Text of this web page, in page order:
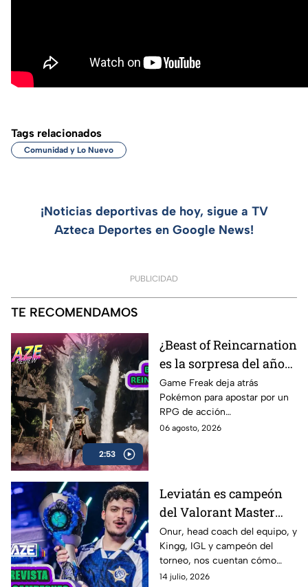
Tags relacionados
Comunidad y Lo Nuevo
¡Noticias deportivas de hoy, sigue a TV
Azteca Deportes en Google News!
PUBLICIDAD
TE RECOMENDAMOS
2:53
¿Beast of Reincarnation
es la sorpresa del año? |
AZE Review
Game Freak deja atrás
Pokémon para apostar por un
RPG de acción
completamente diferente.
contamos
06 agosto, 2026
Leviatán es campeón
del Valorant Master
Londres 2026 |
Entrevista con Onur y
Kingg
Onur, head coach del equipo, y
Kingg, IGL y campeón del
torneo, nos cuentan cómo
vivieron el camino hacia el
14 julio, 2026